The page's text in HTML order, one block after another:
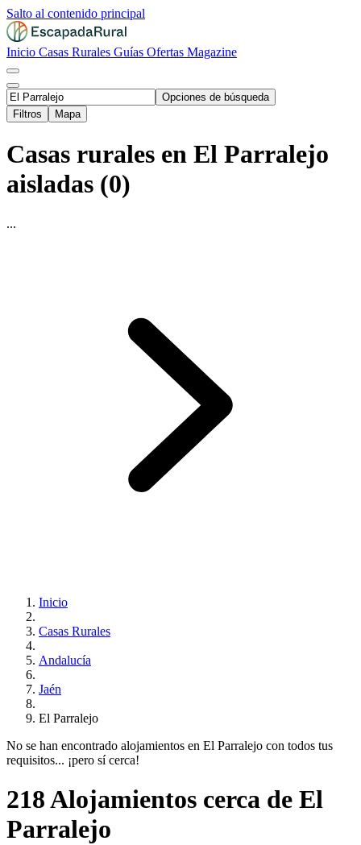
Salto al contenido principal
Inicio Casas Rurales Guías Ofertas Magazine
Opciones de búsqueda
Filtros
Mapa
Casas rurales en El Parralejo
aisladas (0)
...
Inicio
Casas Rurales
Andalucía
Jaén
El Parralejo
No se han encontrado alojamientos en El Parralejo con todos tus
requisitos... ¡pero sí cerca!
218 Alojamientos cerca de El
Parralejo